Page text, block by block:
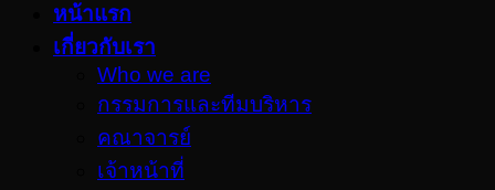
หน้าแรก
เกี่ยวกับเรา
Who we are
กรรมการและทีมบริหาร
คณาจารย์
เจ้าหน้าที่